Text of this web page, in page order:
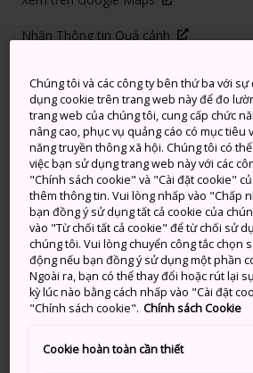
Nhận Thông tin Quá cảnh
TỪ KHÓA BẢN ĐỒ
Mùa thích hợp
xuyên Nhật Bản
Công viên Eboshiyama là địa điểm
Thành phố Yamagata
. Mùa xuân
khách tham quan khu vực này
tuyệt vời nhất nhờ những cây anh
Làm sao để đến đó
Chúng tôi và các công ty bên thứ ba với
dụng cookie trên trang web này để đo
trang web của chúng tôi, cung cấp chức
nâng cao, phục vụ quảng cáo có mục tiêu
năng truyền thông xã hội. Chúng tôi có
việc bạn sử dụng trang web này với các
"Chính sách cookie" và "Cài đặt cookie"
thêm thông tin. Vui lòng nhấp vào "Chấp
bạn đồng ý sử dụng tất cả cookie của
vào "Từ chối tất cả cookie" để từ chối sử
chúng tôi. Vui lòng chuyển công tắc chọn
động nếu bạn đồng ý sử dụng một phần
Ngoài ra, bạn có thể thay đổi hoặc rút lại
kỳ lúc nào bằng cách nhấp vào "Cài đặt
"Chính sách cookie". Chính sách Cookie
Cookie hoàn toàn cần thiết